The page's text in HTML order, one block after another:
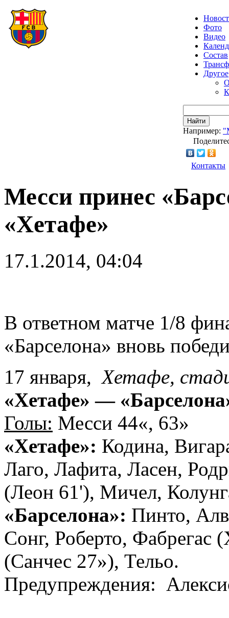
Фото
Видео
Состав
Другое
Найти
Например:
Контакты
Месси принес
«Хетафе»
17.1.2014, 04:04
В ответном матче 1/8
«Барселона» вновь
17 января,Хетафе,
«Хетафе» —
Голы: Месси 44«, 63»
«Хетафе»: Кодина,
Лаго, Лафита, Ласен,
(Леон 61'), Мичел,
«Барселона»: Пинто,
Сонг, Роберто,
(Санчес 27»), Тельо.
Предупреждения: